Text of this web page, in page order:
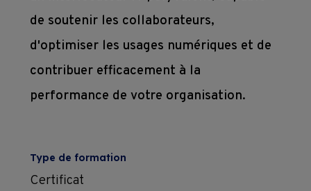
de soutenir les collaborateurs,
d'optimiser les usages numériques et de
contribuer efficacement à la
performance de votre organisation.
Type de formation
Certificat